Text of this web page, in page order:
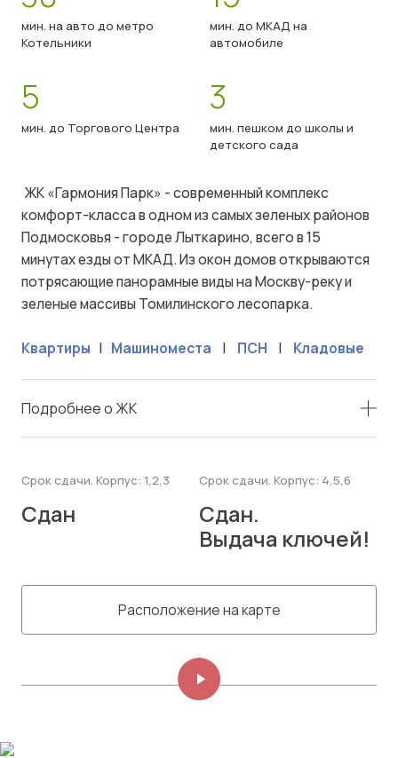
мин. на авто до метро
Котельники
мин. до МКАД на
автомобиле
5
мин. до Торгового Центра
3
мин. пешком до школы и
детского сада
ЖК «Гармония Парк» - современный комплекс
комфорт-класса в одном из самых зеленых районов
Подмосковья - городе Лыткарино, всего в 15
минутах езды от МКАД. Из окон домов открываются
потрясающие панорамные виды на Москву-реку и
зеленые массивы Томилинского лесопарка.
Квартиры | Машиноместа | ПСН | Кладовые
Подробнее о ЖК
Срок сдачи. Корпус: 1,2,3
Сдан
Срок сдачи. Корпус: 4,5,6
Сдан.
Выдача ключей!
Расположение на карте